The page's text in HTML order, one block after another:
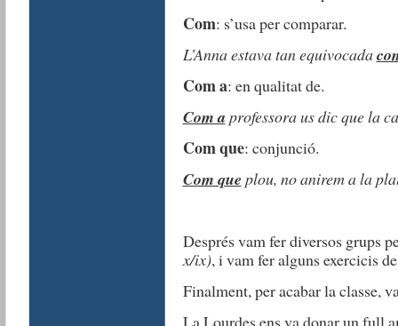
Com: s’usa per comparar.
L’Anna estava tan equivocada
Com a: en qualitat de.
Com a professora us dic que la
Com que: conjunció.
Com que plou, no anirem a la
Després vam fer diversos grups
x/ix), i vam fer alguns exercicis
Finalment, per acabar la classe,
La Lourdes ens va donar un full